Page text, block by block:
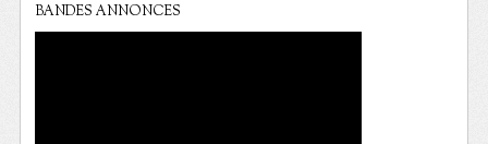
BANDES ANNONCES